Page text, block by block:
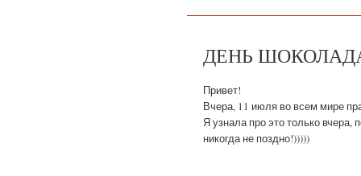
ДЕНЬ
Привет!
Вчера, 11 июля во всем мире
Я узнала про это только вчера,
никогда не поздно!)))))